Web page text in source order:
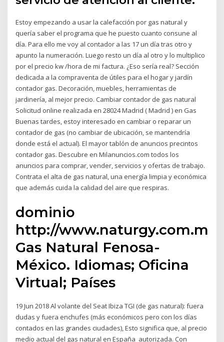
Estoy empezando a usar la calefacción por gas natural y
quería saber el programa que he puesto cuanto consune al
día. Para ello me voy al contador a las 17 un día tras otro y
apunto la numeración. Luego resto un día al otro y lo multiplico
por el precio kw /hora de mi factura. ¿Eso sería real? Sección
dedicada a la compraventa de útiles para el hogar y jardín
contador gas. Decoración, muebles, herramientas de
jardinería, al mejor precio. Cambiar contador de gas natural
Solicitud online realizada en 28024 Madrid ( Madrid ) en Gas
Buenas tardes, estoy interesado en cambiar o reparar un
contador de gas (no cambiar de ubicación, se mantendría
donde está el actual). El mayor tablón de anuncios precintos
contador gas. Descubre en Milanuncios.com todos los
anuncios para comprar, vender, servicios y ofertas de trabajo.
Contrata el alta de gas natural, una energía limpia y económica
que además cuida la calidad del aire que respiras.
dominio
http://
Gas Natural Fenosa-
México. Idiomas; Oficina
Virtual; Países
19 Jun 2018 Al volante del Seat Ibiza TGI (de gas natural): fuera
dudas y fuera enchufes (más económicos pero con los días
contados en las grandes ciudades), Esto significa que, al precio
medio actual del gas natural en España autorizada. Con